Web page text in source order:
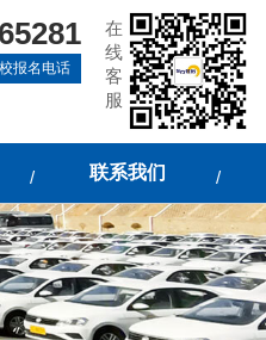
报名电话
在
线
客
服
联系我们